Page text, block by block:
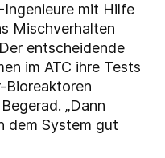
Ingenieure mit Hilfe
Mischverhalten
entscheidende
im ATC ihre Tests
„Dann
dem System gut